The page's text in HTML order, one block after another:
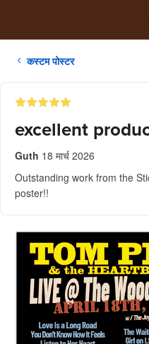
कस्टम पोस्टर
excellent
Guth 18 मार्च 2026
Outstanding work from the
poster!!